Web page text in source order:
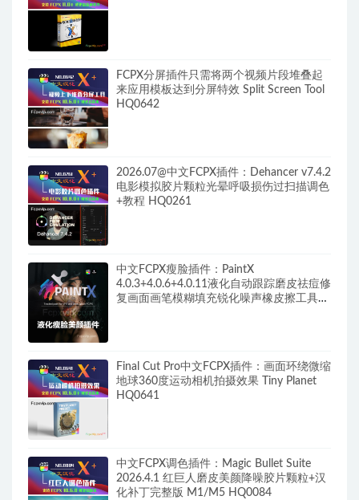
FCPX分屏插件只需将两个视频片段堆叠起
来应用模板达到分屏特效 Split Screen Tool
HQ0642
2026.07@中文FCPX插件：Dehancer v7.4.2
电影模拟胶片颗粒光晕呼吸损伤过扫描调色
+教程 HQ0261
中文FCPX瘦脸插件：PaintX
4.0.3+4.0.6+4.0.11液化自动跟踪磨皮祛痘修
复画面画笔模糊填充锐化噪声橡皮擦工具
Final Cut Pro中文FCPX插件：画面环绕微缩
地球360度运动相机拍摄效果 Tiny Planet
HQ0641
中文FCPX调色插件：Magic Bullet Suite
2026.4.1 红巨人磨皮美颜降噪胶片颗粒+汉
化补丁完整版 M1/M5 HQ0084